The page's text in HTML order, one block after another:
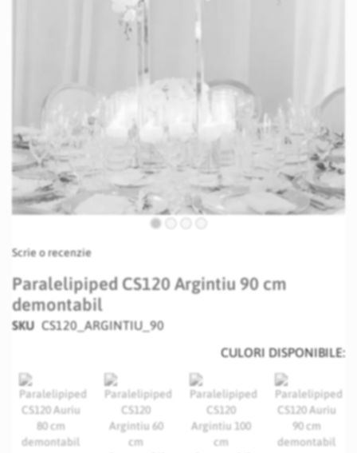
to
beginning
of
the
Scrie o recenzie
Paralelipiped CS120 Argintiu 90 cm
demontabil
SKU CS120_ARGINTIU_90
CULORI DISPONIBILE: